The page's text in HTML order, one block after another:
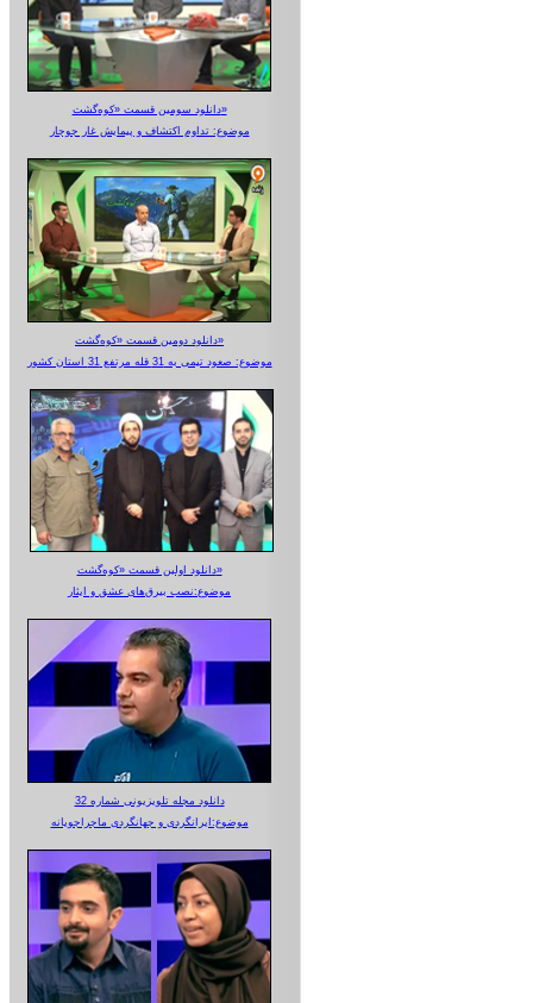
دانلود سومین قسمت «کوه‌گشت»
موضوع: تداوم اکتشاف و پیمایش غار جوجار
دانلود دومین قسمت «کوه‌گشت»
موضوع: صعود تیمی به 31 قله مرتفع 31 استان کشور
دانلود اولین قسمت «کوه‌گشت»
موضوع:نصب بیرق‌های عشق و ایثار
دانلود مجله تلویزیونی شماره 32
موضوع:ایرانگردی و جهانگردی ماجراجویانه